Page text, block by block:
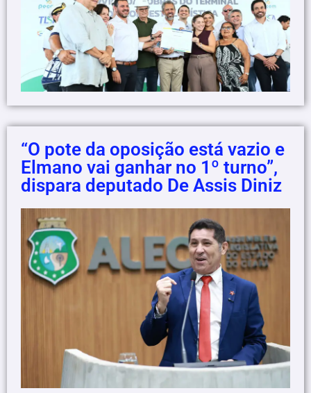
“O pote da oposição está vazio e
Elmano vai ganhar no 1º turno”,
dispara deputado De Assis Diniz